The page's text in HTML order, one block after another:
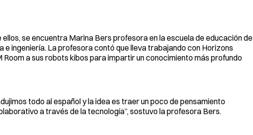
se encuentra Marina Bers profesora en la escuela de educación de
ingeniería. La profesora contó que lleva trabajando con Horizons
a sus robots kibos para impartir un conocimiento más profundo
todo al español y la idea es traer un poco de pensamiento
a través de la tecnología”, sostuvo la profesora Bers.